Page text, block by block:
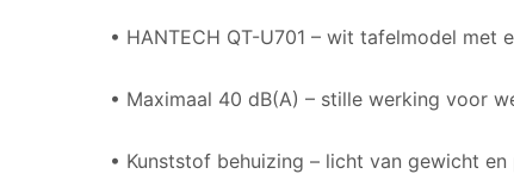
• HANTECH QT-U701 – wit tafelmodel met
• Maximaal 40 dB(A) – stille werking voor
• Kunststof behuizing – licht van gewicht